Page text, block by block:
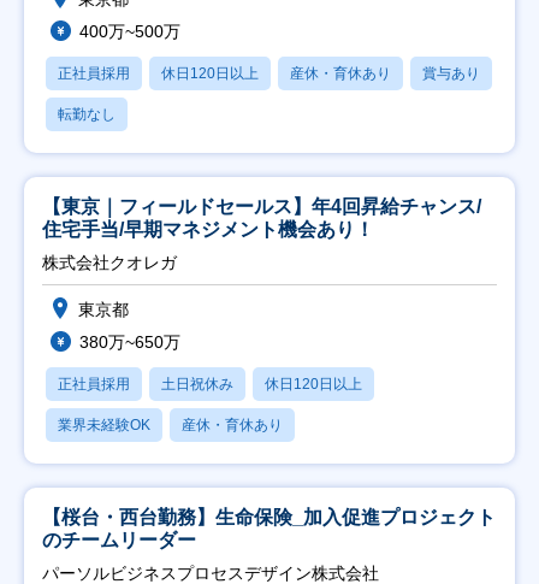
400万~500万
正社員採用 休日120日以上 産休・育休あり 賞与あり
転勤なし
【東京｜フィールドセールス】年4回昇給チャンス/
住宅手当/早期マネジメント機会あり！
株式会社クオレガ
東京都
380万~650万
正社員採用 土日祝休み 休日120日以上
業界未経験OK 産休・育休あり
【桜台・西台勤務】生命保険_加入促進プロジェクト
のチームリーダー
パーソルビジネスプロセスデザイン株式会社